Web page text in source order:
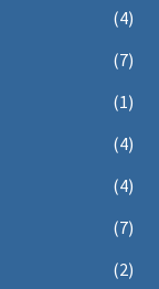
(4)
(7)
(1)
(4)
(4)
(7)
(2)